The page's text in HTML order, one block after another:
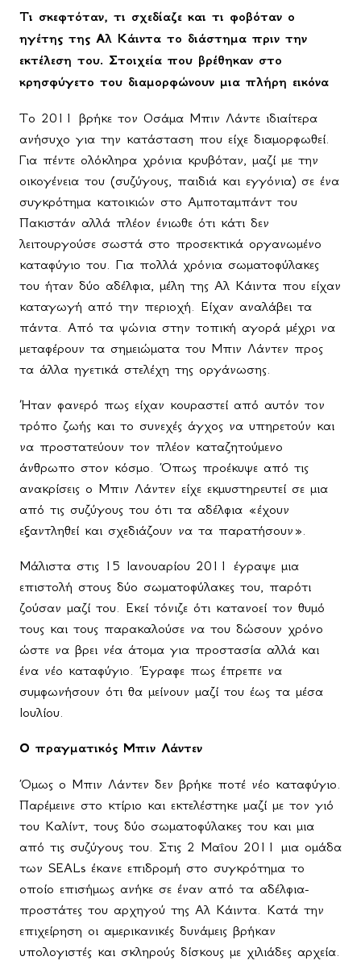
Τι σκεφτόταν, τι σχεδίαζε και τι φοβόταν ο
ηγέτης της Αλ Κάιντα το διάστημα πριν την
εκτέλεση του. Στοιχεία που βρέθηκαν στο
κρησφύγετο του διαμορφώνουν μια πλήρη εικόνα
Το 2011 βρήκε τον Οσάμα Μπιν Λάντε ιδιαίτερα
ανήσυχο για την κατάσταση που είχε διαμορφωθεί.
Για πέντε ολόκληρα χρόνια κρυβόταν, μαζί με την
οικογένεια του (συζύγους, παιδιά και εγγόνια) σε ένα
συγκρότημα κατοικιών στο Αμποταμπάντ του
Πακιστάν αλλά πλέον ένιωθε ότι κάτι δεν
λειτουργούσε σωστά στο προσεκτικά οργανωμένο
καταφύγιο του. Για πολλά χρόνια σωματοφύλακες
του ήταν δύο αδέλφια, μέλη της Αλ Κάιντα που είχαν
καταγωγή από την περιοχή. Είχαν αναλάβει τα
πάντα. Από τα ψώνια στην τοπική αγορά μέχρι να
μεταφέρουν τα σημειώματα του Μπιν Λάντεν προς
τα άλλα ηγετικά στελέχη της οργάνωσης.
Ήταν φανερό πως είχαν κουραστεί από αυτόν τον
τρόπο ζωής και το συνεχές άγχος να υπηρετούν και
να προστατεύουν τον πλέον καταζητούμενο
άνθρωπο στον κόσμο. Όπως προέκυψε από τις
ανακρίσεις ο Μπιν Λάντεν είχε εκμυστηρευτεί σε μια
από τις συζύγους του ότι τα αδέλφια «έχουν
εξαντληθεί και σχεδιάζουν να τα παρατήσουν».
Μάλιστα στις 15 Ιανουαρίου 2011 έγραψε μια
επιστολή στους δύο σωματοφύλακες του, παρότι
ζούσαν μαζί του. Εκεί τόνιζε ότι κατανοεί τον θυμό
τους και τους παρακαλούσε να του δώσουν χρόνο
ώστε να βρει νέα άτομα για προστασία αλλά και
ένα νέο καταφύγιο. Έγραφε πως έπρεπε να
συμφωνήσουν ότι θα μείνουν μαζί του έως τα μέσα
Ιουλίου.
Ο πραγματικός Μπιν Λάντεν
Όμως ο Μπιν Λάντεν δεν βρήκε ποτέ νέο καταφύγιο.
Παρέμεινε στο κτίριο και εκτελέστηκε μαζί με τον γιό
του Καλίντ, τους δύο σωματοφύλακες του και μια
από τις συζύγους του. Στις 2 Μαΐου 2011 μια ομάδα
των SEALs έκανε επιδρομή στο συγκρότημα το
οποίο επισήμως ανήκε σε έναν από τα αδέλφια-
προστάτες του αρχηγού της Αλ Κάιντα. Κατά την
επιχείρηση οι αμερικανικές δυνάμεις βρήκαν
υπολογιστές και σκληρούς δίσκους με χιλιάδες αρχεία.